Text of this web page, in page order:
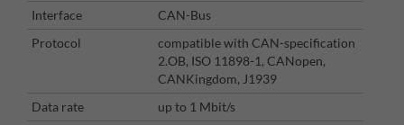
Interface
CAN-Bus
Protocol
compatible with CAN-specification
2.OB, ISO 11898-1, CANopen,
CANKingdom, J1939
Data rate
up to 1 Mbit/s